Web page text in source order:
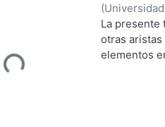
Loading...
(
de
La presente
otras
elementos